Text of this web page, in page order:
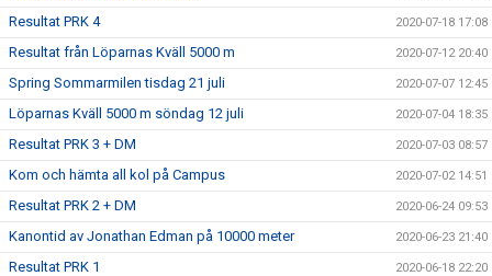
Resultat PRK 4 2020-07-18 17:08
Resultat från Löparnas Kväll 5000 m 2020-07-12 20:40
Spring Sommarmilen tisdag 21 juli 2020-07-07 12:45
Löparnas Kväll 5000 m söndag 12 juli 2020-07-04 18:35
Resultat PRK 3 + DM 2020-07-03 08:57
Kom och hämta all kol på Campus 2020-07-02 14:51
Resultat PRK 2 + DM 2020-06-24 09:53
Kanontid av Jonathan Edman på 10000 meter 2020-06-23 21:40
Resultat PRK 1 2020-06-18 22:20